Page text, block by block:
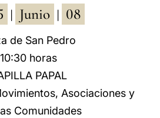
Junio 08
de San Pedro
10:30 horas
PAPAL
Asociaciones y
Comunidades